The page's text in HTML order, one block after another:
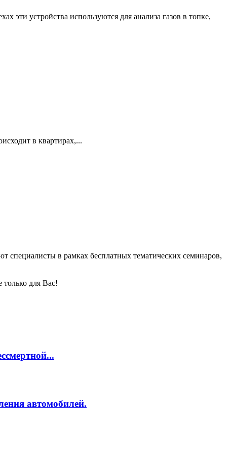
эти устройства используются для анализа газов в топке,
в квартирах,...
в рамках бесплатных тематических семинаров,
для Вас!
автомобилей.